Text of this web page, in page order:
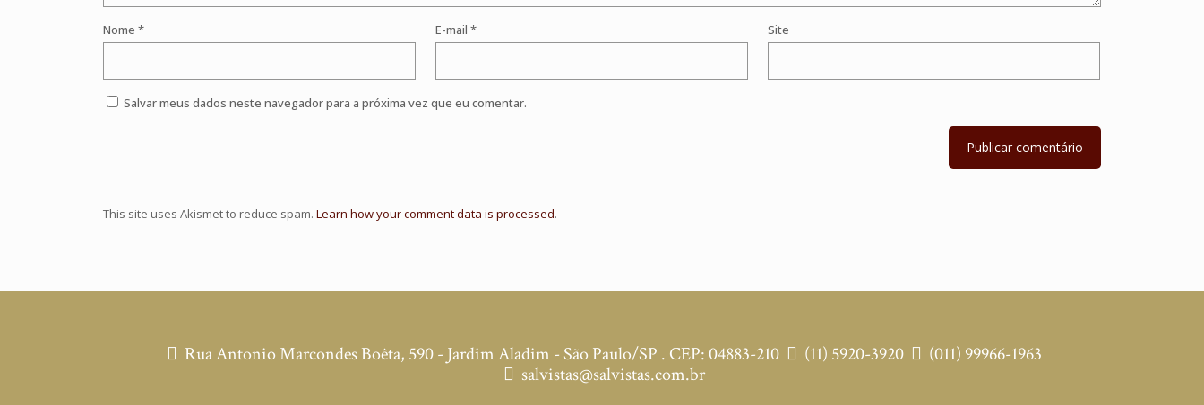
Nome * E-mail * Site
Salvar meus dados neste navegador para a próxima vez que eu comentar.
This site uses Akismet to reduce spam. Learn how your comment data is processed.
Rua Antonio Marcondes Boêta, 590 - Jardim Aladim - São Paulo/SP . CEP: 04883-210 (11) 5920-3920
(011) 99966-1963
salvistas@salvistas.com.br